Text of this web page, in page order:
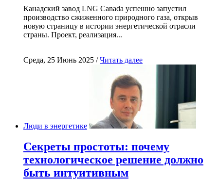
Канадский завод LNG Canada успешно запустил
производство сжиженного природного газа, открыв
новую страницу в истории энергетической отрасли
страны. Проект, реализация...
Среда, 25 Июнь 2025 /Читать далее
Люди в энергетике
Секреты простоты: почему
технологическое решение должно
быть интуитивным